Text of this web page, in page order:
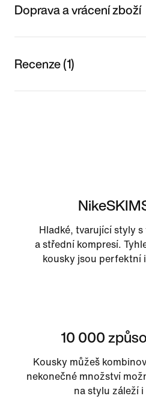
Doprava a vrácení zboží
Recenze (1)
Hladké, tvarující styly
a střední kompresí.
kousky jsou perfektní
10 000
Kousky můžeš
nekonečné množství
na stylu záleží